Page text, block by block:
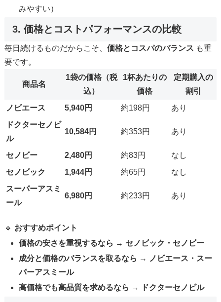
みやすい）
3. 価格とコストパフォーマンスの比較
毎日続けるものだからこそ、 価格とコスパのバランス も重
要です。
商品名
1袋の価格（税
込）
1杯あたりの
価格
定期購入の
割引
ノビエース
5,940円 約198円
あり
ドクターセノビ
ル
10,584円 約353円 あり
セノビー 2,480円 約83円
なし
セノビック
1,944円 約65円
なし
スーパーアスミ
ール
6,980円 約233円 あり
🔹 おすすめポイント
価格の安さを重視するなら → セノビック・セノビー
成分と価格のバランスを取るなら →
ノビエース・スー
パーアスミール
高価格でも高品質を求めるなら → ドクターセノビル